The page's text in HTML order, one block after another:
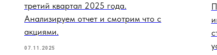
третий квартал 2025 года.
Анализируем отчет и смотрим что с
акциями.
07.11.2025